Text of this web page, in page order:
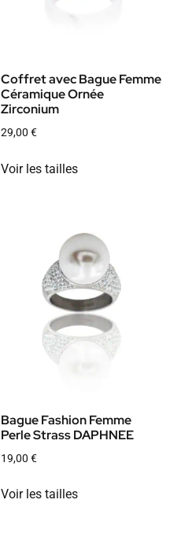
Coffret avec Bague Femme
Céramique Ornée
Zirconium
29,00 €
Voir les tailles
Bague Fashion Femme
Perle Strass DAPHNEE
19,00 €
Voir les tailles